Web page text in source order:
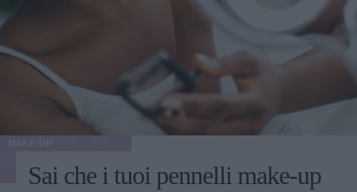
Sai che i tuoi pennelli make-up